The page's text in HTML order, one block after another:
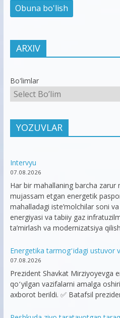
ARXIV
Bo'limlar
YOZUVLAR
Intervyu
07.08.2026
Har bir mahallaning barcha zarur
mujassam etgan energetik
mahalladagi iste’molchilar soni
energiyasi va tabiiy gaz
ta’mirlash va modernizatsiya
Energetika tarmogʻidagi ustuvor
07.08.2026
Prezident Shavkat Mirziyoyevga
qoʻyilgan vazifalarni amalga
axborot berildi. ✅ Batafsil